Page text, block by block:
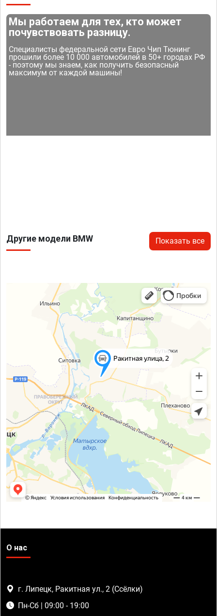
Мы работаем для тех, кто может
почувствовать разницу.
Специалисты федеральной сети Евро Чип Тюнинг
прошили более 10 000 автомобилей в 50+ городах РФ
- поэтому мы знаем, как получить безопасный
максимум от каждой машины!
Другие модели BMW Показать все
О нас
г. Липецк, Ракитная ул., 2 (Ссёлки)
Пн-Сб | 09:00 - 19:00